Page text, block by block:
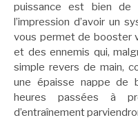
puissance est bien de
l’impression d’avoir un
vous permet de booster
et des ennemis qui,
simple revers de main,
une épaisse nappe de
heures passées à
d’entraînement